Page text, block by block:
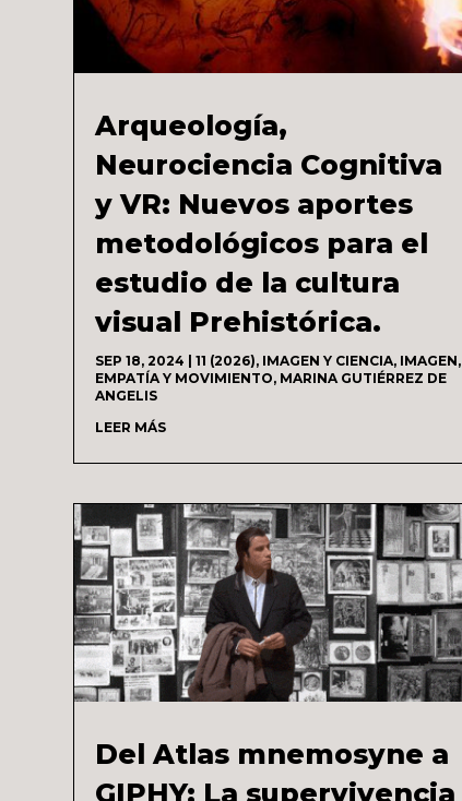
Arqueología,
Neurociencia Cognitiva
y VR: Nuevos aportes
metodológicos para el
estudio de la cultura
visual Prehistórica.
SEP 18, 2024 |11 (2026), IMAGEN Y CIENCIA, IMAGEN,
EMPATÍA Y MOVIMIENTO, MARINA GUTIÉRREZ DE
ANGELIS
LEER MÁS
Del Atlas mnemosyne a
GIPHY: La supervivencia